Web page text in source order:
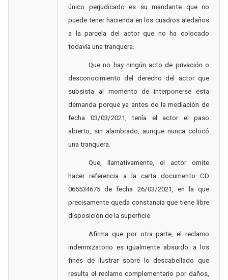
único perjudicado es su mandante que no
puede tener hacienda en los cuadros aledaños
a la parcela del actor que no ha colocado
todavía una tranquera.
Que no hay ningún acto de privación o
desconocimiento del derecho del actor que
subsista al momento de interponerse esta
demanda porque ya antes de la mediación de
fecha 03/03/2021, tenía el actor el paso
abierto, sin alambrado, aunque nunca colocó
una tranquera.
Que, llamativamente, el actor omite
hacer referencia a la carta documento CD
065534675 de fecha 26/03/2021, en la que
precisamente queda constancia que tiene libre
disposición de la superficie.
Afirma que por otra parte, el reclamo
indemnizatorio es igualmente absurdo: a los
fines de ilustrar sobre lo descabellado que
resulta el reclamo complementario por daños,